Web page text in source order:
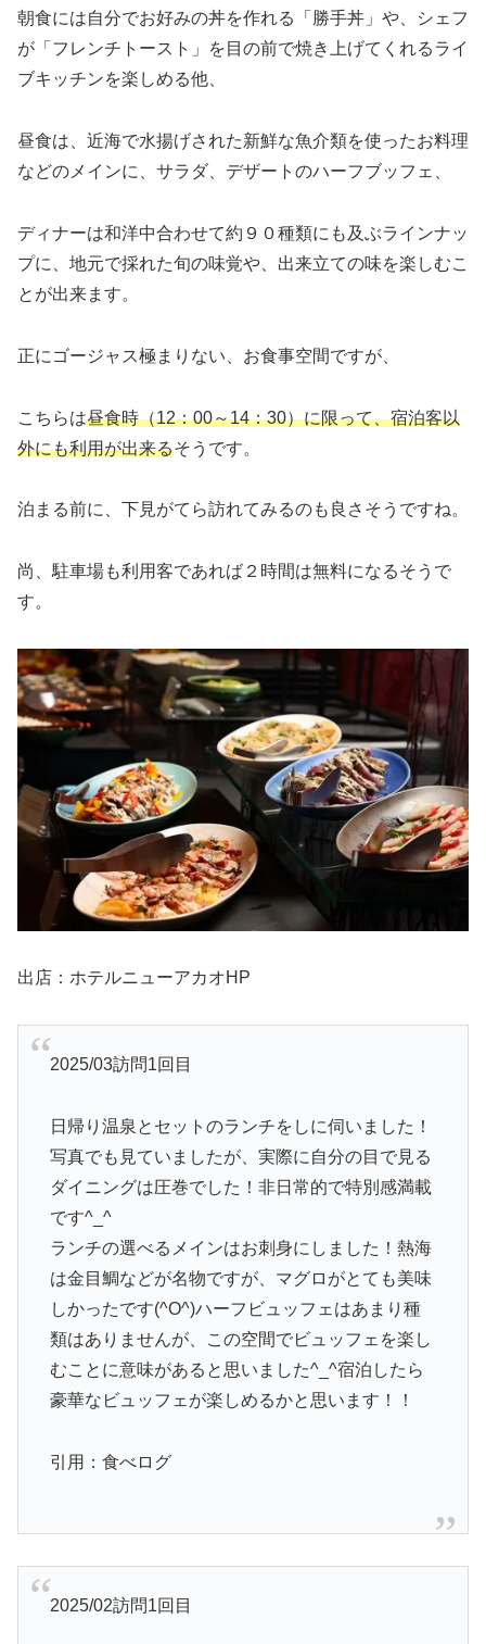
朝食には自分でお好みの丼を作れる「勝手丼」や、シェフ
が「フレンチトースト」を目の前で焼き上げてくれるライ
ブキッチンを楽しめる他、
昼食は、近海で水揚げされた新鮮な魚介類を使ったお料理
などのメインに、サラダ、デザートのハーフブッフェ、
ディナーは和洋中合わせて約９０種類にも及ぶラインナッ
プに、地元で採れた旬の味覚や、出来立ての味を楽しむこ
とが出来ます。
正にゴージャス極まりない、お食事空間ですが、
こちらは昼食時（12：00～14：30）に限って、宿泊客以
外にも利用が出来るそうです。
泊まる前に、下見がてら訪れてみるのも良さそうですね。
尚、駐車場も利用客であれば２時間は無料になるそうで
す。
出店：ホテルニューアカオHP
2025/03訪問1回目
日帰り温泉とセットのランチをしに伺いました！
写真でも見ていましたが、実際に自分の目で見る
ダイニングは圧巻でした！非日常的で特別感満載
です^_^
ランチの選べるメインはお刺身にしました！熱海
は金目鯛などが名物ですが、マグロがとても美味
しかったです(^O^)ハーフビュッフェはあまり種
類はありませんが、この空間でビュッフェを楽し
むことに意味があると思いました^_^宿泊したら
豪華なビュッフェが楽しめるかと思います！！
引用：食べログ
2025/02訪問1回目